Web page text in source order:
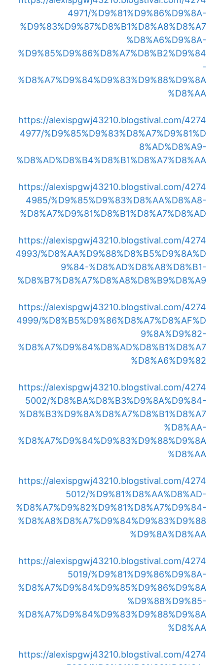
4971/%D9%81%D9%86%D9%8A-
%D9%83%D9%87%D8%B1%D8%A8%D8%A7
%D8%A6%D9%8A-
%D9%85%D9%86%D8%A7%D8%B2%D9%84
-
%D8%A7%D9%84%D9%83%D9%88%D9%8A
%D8%AA
https://alexispgwj43210.blogstival.com/4274
4977/%D9%85%D9%83%D8%A7%D9%81%D
8%AD%D8%A9-
%D8%AD%D8%B4%D8%B1%D8%A7%D8%AA
https://alexispgwj43210.blogstival.com/4274
4985/%D9%85%D9%83%D8%AA%D8%A8-
%D8%A7%D9%81%D8%B1%D8%A7%D8%AD
https://alexispgwj43210.blogstival.com/4274
4993/%D8%AA%D9%88%D8%B5%D9%8A%D
9%84-%D8%AD%D8%A8%D8%B1-
%D8%B7%D8%A7%D8%A8%D8%B9%D8%A9
https://alexispgwj43210.blogstival.com/4274
4999/%D8%B5%D9%86%D8%A7%D8%AF%D
9%8A%D9%82-
%D8%A7%D9%84%D8%AD%D8%B1%D8%A7
%D8%A6%D9%82
https://alexispgwj43210.blogstival.com/4274
5002/%D8%BA%D8%B3%D9%8A%D9%84-
%D8%B3%D9%8A%D8%A7%D8%B1%D8%A7
%D8%AA-
%D8%A7%D9%84%D9%83%D9%88%D9%8A
%D8%AA
https://alexispgwj43210.blogstival.com/4274
5012/%D9%81%D8%AA%D8%AD-
%D8%A7%D9%82%D9%81%D8%A7%D9%84-
%D8%A8%D8%A7%D9%84%D9%83%D9%88
%D9%8A%D8%AA
https://alexispgwj43210.blogstival.com/4274
5019/%D9%81%D9%86%D9%8A-
%D8%A7%D9%84%D9%85%D9%86%D9%8A
%D9%88%D9%85-
%D8%A7%D9%84%D9%83%D9%88%D9%8A
%D8%AA
https://alexispgwj43210.blogstival.com/4274